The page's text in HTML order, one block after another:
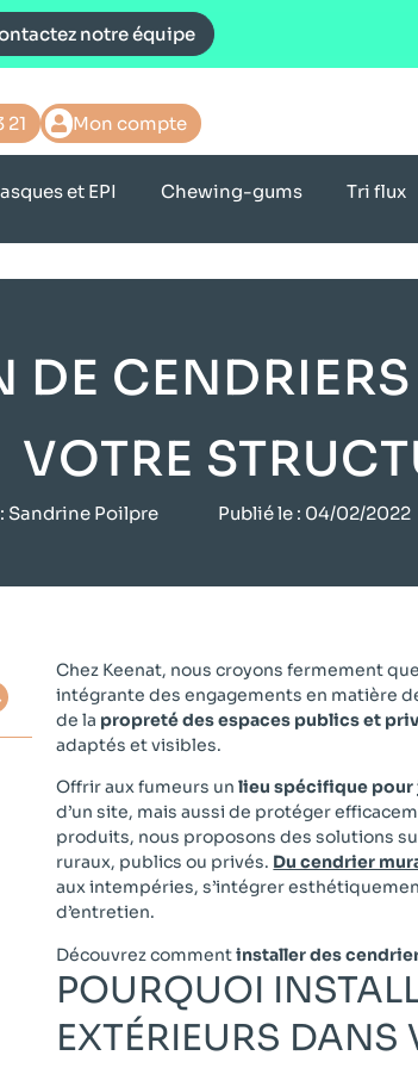
notre équipe
21 Mon compte
et EPI Chewing-gums Tri flux
VOTRE
Sandrine Poilpre Publié le : 04/02/2022
Chez Keenat, nous croyons fermement
intégrante des engagements en matière
de la propreté des espaces publics et
adaptés et visibles.
Offrir aux fumeurs un lieu spécifique
d’un site, mais aussi de protéger
produits, nous proposons des solutions
ruraux, publics ou privés. Du cendrier
aux intempéries, s’intégrer
d’entretien.
Découvrez commentinstaller des
POURQUOI
EXTÉRIEURS DANS